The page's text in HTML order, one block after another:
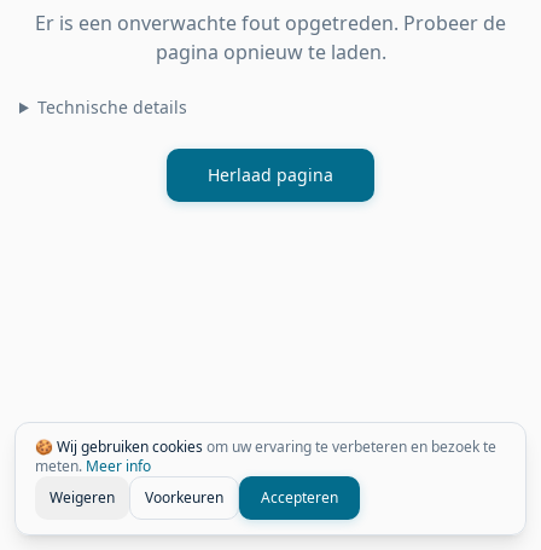
🍪 Wij gebruiken cookiesom uw ervaring te verbeteren en bezoek te
meten. Meer info
Weigeren
Voorkeuren Accepteren
Er is een onverwachte fout opgetreden. Probeer de
pagina opnieuw te laden.
Technische details
Herlaad pagina